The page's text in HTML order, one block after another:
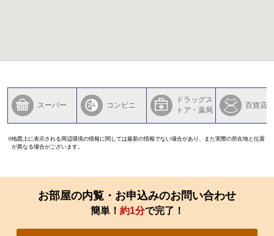
スーパー コンビニ
ドラッグス
トア・薬局
百貨店
地図上に表示される周辺環境の情報に関しては最新の情報でない場合があり、また実際の所在地と位置
が異なる場合がございます。
お部屋の内覧・お申込みのお問い合わせ
簡単！ 約1分で完了！